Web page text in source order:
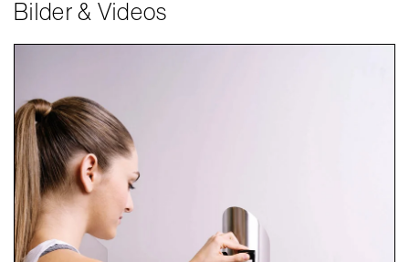
Bilder & Videos